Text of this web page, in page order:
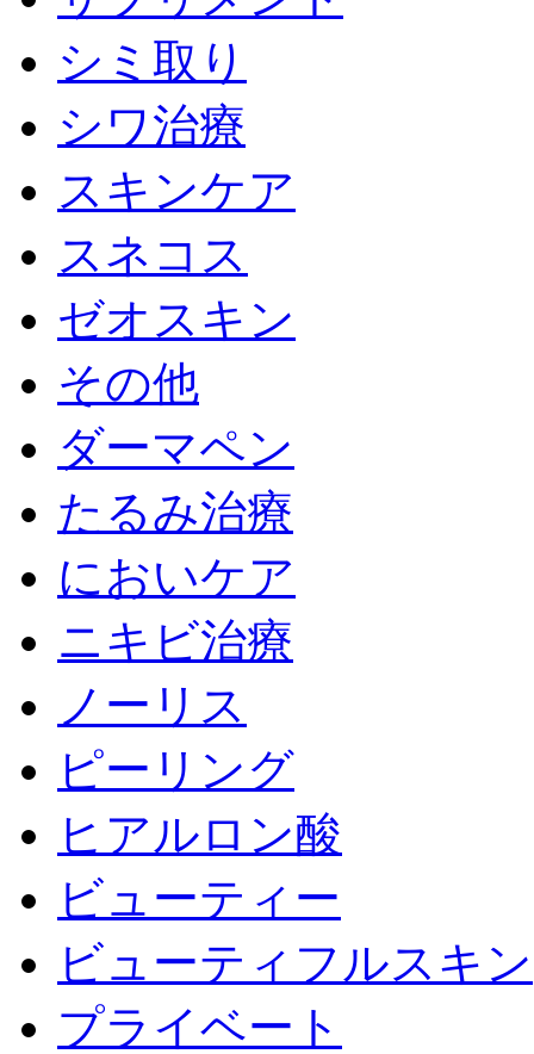
シミ取り
シワ治療
スキンケア
スネコス
ゼオスキン
その他
ダーマペン
たるみ治療
においケア
ニキビ治療
ノーリス
ピーリング
ヒアルロン酸
ビューティー
ビューティフルスキン
プライベート